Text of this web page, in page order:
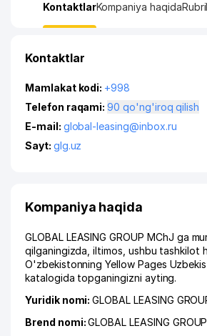
KontaktlarKompaniya haqida
Kontaktlar
Mamlakat kodi: +998
Telefon raqami:
90 qo'ng'iroq qilish
E-mail: global-leasing@inbox.ru
Sayt: glg.uz
Kompaniya haqida
GLOBAL LEASING GROUP MChJ ga
qilganingizda, iltimos, ushbu tashkilot
O'zbekistonning Yellow Pages
katalogida topganingizni ayting.
Yuridik nomi:GLOBAL LEASING
Brend nomi:GLOBAL LEASING